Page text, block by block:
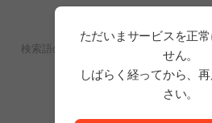
検索結果があり
検索語の単語数を減らすか、フィルタリ
い。
検索結果がありません。
ただいまサービスを正
せん。
しばらく経ってから、
さい。